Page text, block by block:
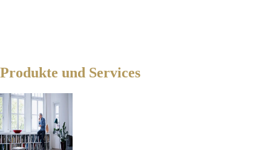
Produkte und Services